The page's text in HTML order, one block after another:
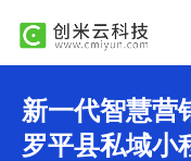
新一代智慧营
罗平县私域小